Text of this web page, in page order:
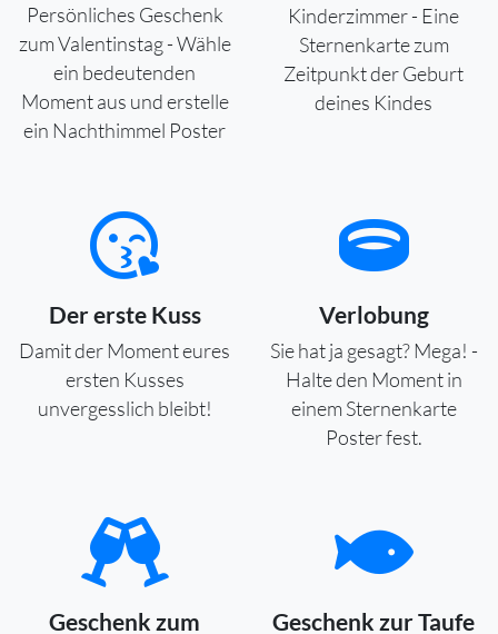
Persönliches Geschenk
zum Valentinstag - Wähle
ein bedeutenden
Moment aus und erstelle
ein Nachthimmel Poster
Kinderzimmer - Eine
Sternenkarte zum
Zeitpunkt der Geburt
deines Kindes
Der erste Kuss
Damit der Moment eures
ersten Kusses
unvergesslich bleibt!
Verlobung
Sie hat ja gesagt? Mega! -
Halte den Moment in
einem Sternenkarte
Poster fest.
Geschenk zum Geschenk zur Taufe